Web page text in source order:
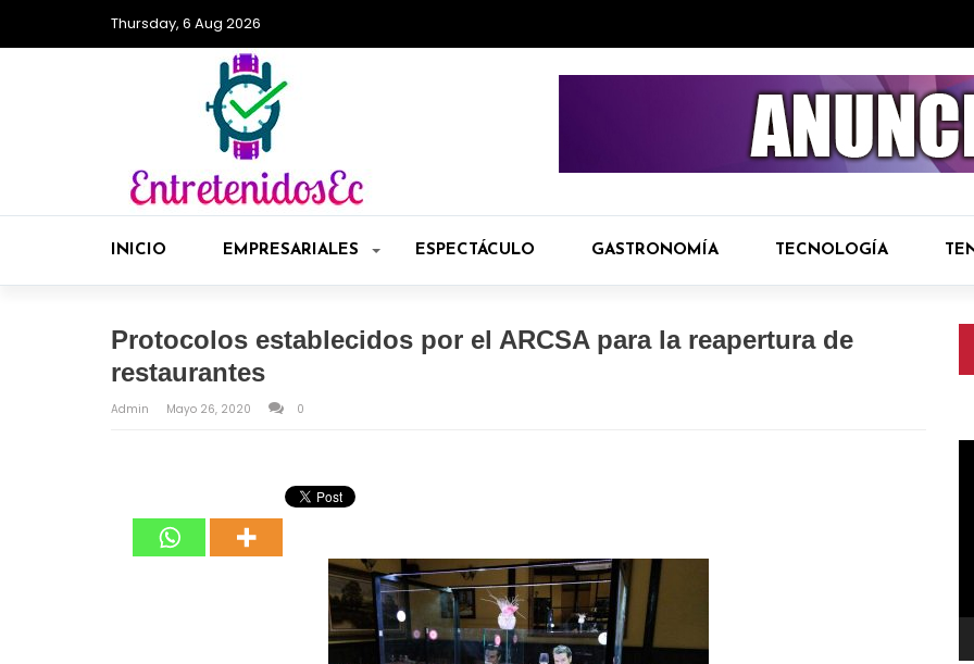
Thursday, 6 Aug 2026
INICIO EMPRESARIALES ESPECTÁCULO GASTRONOMÍA TECNOLOGÍA
Protocolos establecidos por el ARCSA para la reapertura de
restaurantes
Admin Mayo 26, 2020 0